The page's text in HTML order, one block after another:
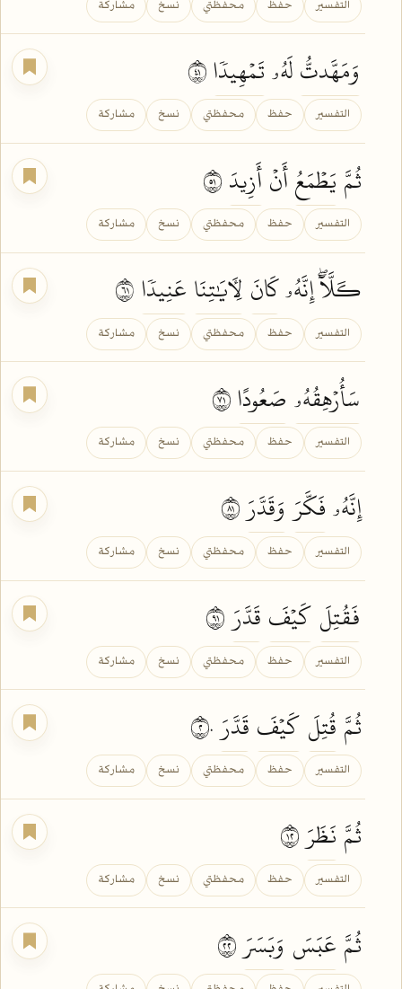
التفسير حفظ محفظتي نسخ مشاركة
وَمَهَّدتُّلَهُۥتَمۡهِيدٗا
التفسير حفظ محفظتي نسخ مشاركة
ثُمَّ يَطۡمَعُأَنۡأَزِيدَ
التفسير حفظ محفظتي نسخ مشاركة
كـَلَّآۖ إِنَّهُۥكَانَ لِأٓيَٰتِنَاعَنِيدٗا
التفسير حفظ محفظتي نسخ مشاركة
سَأُرۡهِقُهُۥ صَعُودًا
التفسير حفظ محفظتي نسخ مشاركة
إِنَّهُۥفَكَّرَ وَقَدَّرَ١٨
التفسير حفظ محفظتي نسخ مشاركة
فَقُتِلَ كَيۡفَ قَدَّرَ١٩
التفسير حفظ محفظتي نسخ مشاركة
ثُمَّ قُتِلَ كَيۡفَ قَدَّرَ
التفسير حفظ محفظتي نسخ مشاركة
ثُمَّ نَظَرَ٢١
التفسير حفظ محفظتي نسخ مشاركة
ثُمَّعَبَسَ وَبَسَرَ٢٢